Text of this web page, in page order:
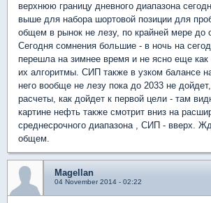
верхнюю границу дневного диапазона
выше для набора шортовой позиции для
общем в рынок не лезу, по крайней мере до
Сегодня сомнения большие - в ночь на
перешла на зимнее время и не ясно еще как
их алгоритмы. СИП также в узком балансе
него вообще не лезу пока до 2033 не
расчеты, как дойдет к первой цели - там
картине нефть также смотрит вниз на
среднесрочного диапазона , СИП - вверх.
общем.
Magellan
04 November 2014 - 02:22